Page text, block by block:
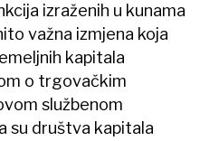
izraženih u kunama
važna izmjena koja
kapitala
o trgovačkim
službenom
su društva kapitala